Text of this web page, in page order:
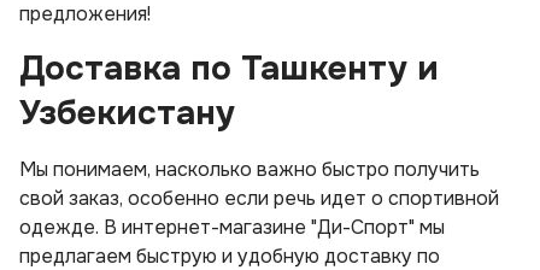
предложения!
Доставка по Ташкенту и
Узбекистану
Мы понимаем, насколько важно быстро получить
свой заказ, особенно если речь идет о спортивной
одежде. В интернет-магазине "Ди-Спорт" мы
предлагаем быструю и удобную доставку по